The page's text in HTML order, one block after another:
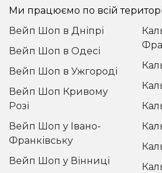
Аксесуари для кальяну
Комплектуючі для POD
Рідини для електронних сигарет
Ми працюємо по всій
Вейп Шоп в Дніпрі
Вейп Шоп в Одесі
Вейп Шоп в Ужгороді
Вейп Шоп Кривому
Розі
Вейп Шоп у Івано-
Франківську
Вейп Шоп у Вінниці